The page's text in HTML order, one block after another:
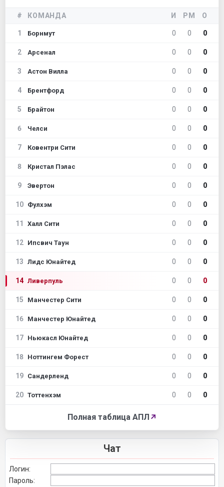
# КОМАНДА И РМ О
1 Борнмут 0 0 0
2 Арсенал 0 0 0
3 Астон Вилла 0 0 0
4 Брентфорд 0 0 0
5 Брайтон 0 0 0
6 Челси 0 0 0
7 Ковентри Сити 0 0 0
8 Кристал Пэлас 0 0 0
9 Эвертон 0 0 0
10 Фулхэм 0 0 0
11 Халл Сити 0 0 0
12 Ипсвич Таун 0 0 0
13 Лидс Юнайтед 0 0 0
14 Ливерпуль 0 0 0
15 Манчестер Сити 0 0 0
16 Манчестер Юнайтед 0 0 0
17 Ньюкасл Юнайтед 0 0 0
18 Ноттингем Форест 0 0 0
19 Сандерленд 0 0 0
20 Тоттенхэм 0 0 0
Полная таблица АПЛ ↗
Чат
Логин:
Пароль: